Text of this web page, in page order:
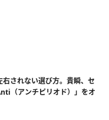
右されない選び方。貴瞬、セ
（アンチピリオド）」をオ